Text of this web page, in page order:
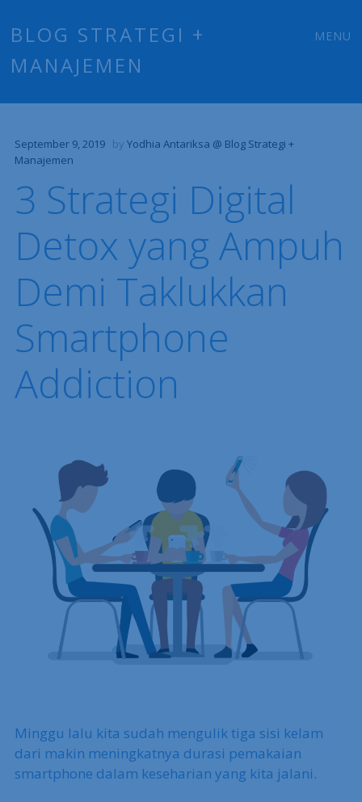
BLOG STRATEGI +
MANAJEMEN
MENU
September 9, 2019 by Yodhia Antariksa @ Blog Strategi +
Manajemen
3 Strategi Digital
Detox yang Ampuh
Demi Taklukkan
Smartphone
Addiction
Minggu lalu kita sudah mengulik tiga sisi kelam
dari makin meningkatnya durasi pemakaian
smartphone dalam keseharian yang kita jalani.